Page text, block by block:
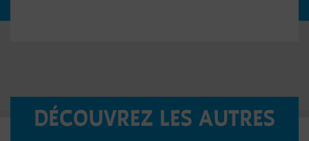
DÉCOUVREZ LES AUTRES